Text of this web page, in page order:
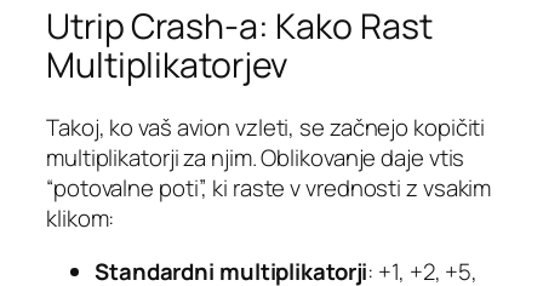
Utrip Crash-a: Kako Rast
Multiplikatorjev
Takoj, ko vaš avion vzleti, se začnejo kopičiti
multiplikatorji za njim. Oblikovanje daje vtis
“potovalne poti”, ki raste v vrednosti z vsakim
klikom:
Standardni multiplikatorji: +1, +2, +5,